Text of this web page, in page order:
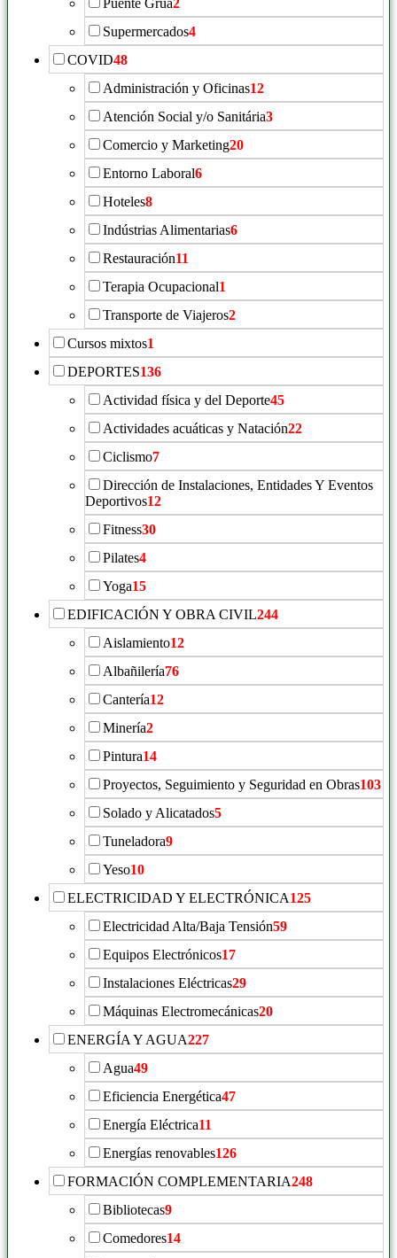
Puente Grúa2
Supermercados4
COVID48
Administración y Oficinas12
Atención Social y/o Sanitária3
Comercio y Marketing20
Entorno Laboral6
Hoteles8
Indústrias Alimentarias6
Restauración11
Terapia Ocupacional1
Transporte de Viajeros2
Cursos mixtos1
DEPORTES136
Actividad física y del Deporte45
Actividades acuáticas y Natación22
Ciclismo7
Dirección de Instalaciones, Entidades Y Eventos
Deportivos12
Fitness30
Pilates4
Yoga15
EDIFICACIÓN Y OBRA CIVIL244
Aislamiento12
Albañilería76
Cantería12
Minería2
Pintura14
Proyectos, Seguimiento y Seguridad en Obras103
Solado y Alicatados5
Tuneladora9
Yeso10
ELECTRICIDAD Y ELECTRÓNICA125
Electricidad Alta/Baja Tensión59
Equipos Electrónicos17
Instalaciones Eléctricas29
Máquinas Electromecánicas20
ENERGÍA Y AGUA227
Agua49
Eficiencia Energética47
Energía Eléctrica11
Energías renovables126
FORMACIÓN COMPLEMENTARIA248
Bibliotecas9
Comedores14